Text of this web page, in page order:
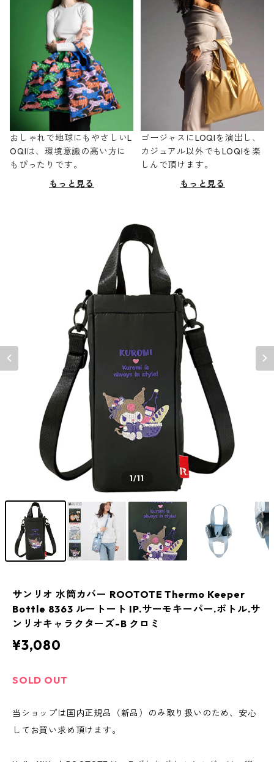
おしゃれで地球にもやさしいL
OQIは、環境意識の高い方に
もぴったりです。
もっと見る
ゴージャスにLOQIを演出し、
カジュアル以外でもLOQIを楽
しんで頂けます。
もっと見る
1/11
サンリオ 水筒カバー ROOTOTE Thermo Keeper
Bottle 8363 ルートート IP.サーモキーパー.ボトル.サ
ンリオキャラクターズ-B クロミ
¥3,080
SOLD OUT
当ショップは国内正規品（新品）のみ取り扱いのため、安心
してお買い求め頂けます。